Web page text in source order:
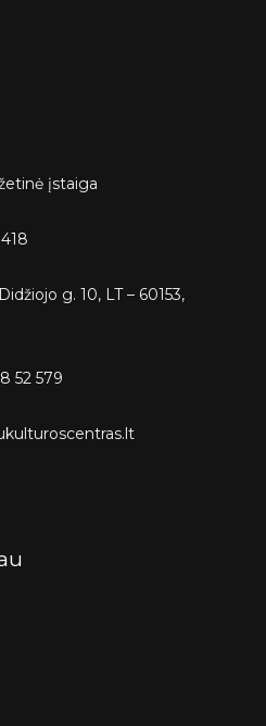
įstaiga
g. 10, LT – 60153,
52 579